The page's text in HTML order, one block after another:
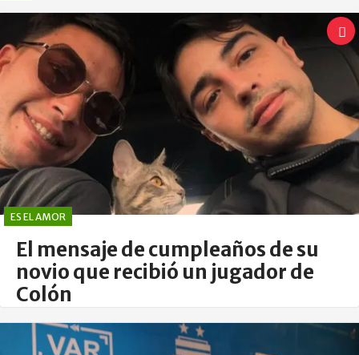
ES EL AMOR
El mensaje de cumpleaños de su
novio que recibió un jugador de
Colón